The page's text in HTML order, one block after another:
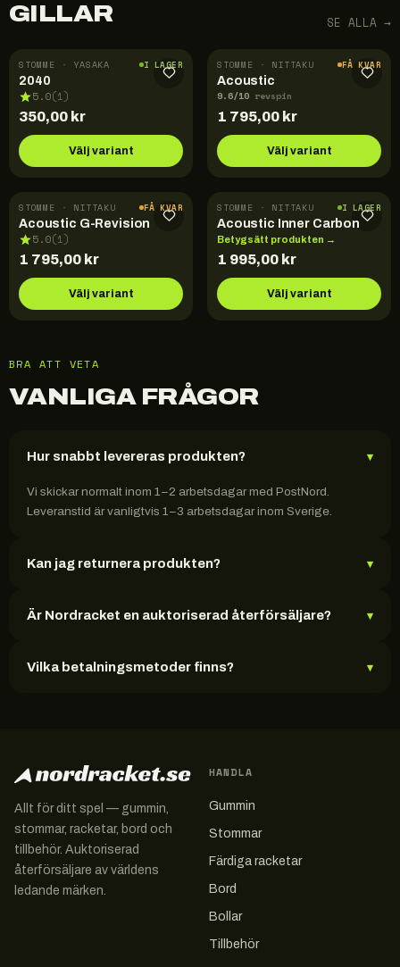
GILLAR
SE ALLA →
STOMME · YASAKA I LAGER
2040
5.0(1)
350,00 kr
Välj variant
STOMME · NITTAKU FÅ KVAR
Acoustic
9.6/10 revspin
1 795,00 kr
Välj variant
STOMME · NITTAKU FÅ KVAR
Acoustic G-Revision
5.0(1)
1 795,00 kr
Välj variant
STOMME · NITTAKU I LAGER
Acoustic Inner Carbon
Betygsätt produkten →
1 995,00 kr
Välj variant
BRA ATT VETA
VANLIGA FRÅGOR
Hur snabbt levereras produkten? ▾
Vi skickar normalt inom 1–2 arbetsdagar med PostNord.
Leveranstid är vanligtvis 1–3 arbetsdagar inom Sverige.
Kan jag returnera produkten? ▾
Är Nordracket en auktoriserad återförsäljare? ▾
Vilka betalningsmetoder finns? ▾
Allt för ditt spel — gummin,
stommar, racketar, bord och
tillbehör. Auktoriserad
återförsäljare av världens
ledande märken.
HANDLA
Gummin
Stommar
Färdiga racketar
Bord
Bollar
Tillbehör